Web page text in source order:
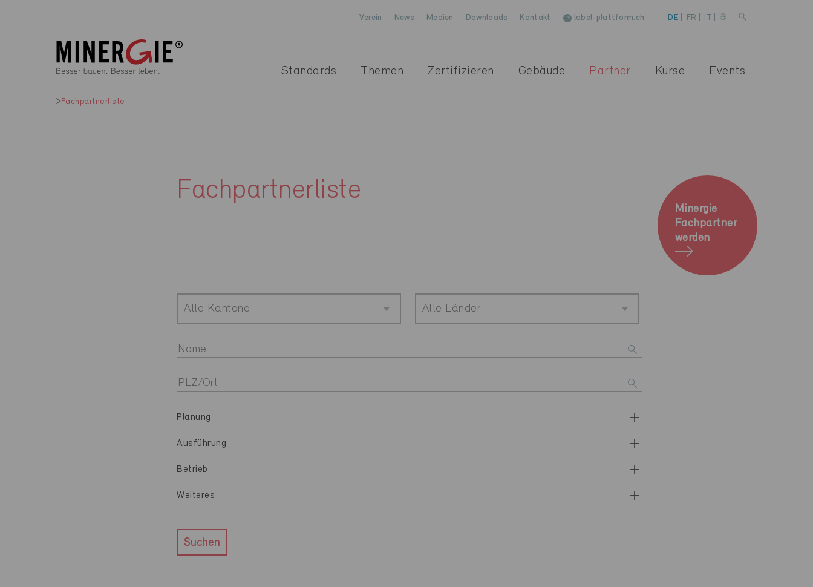
Verein News Medien Downloads Kontakt label-plattform.ch DE FR
Standards Themen Zertifizieren Gebäude Partner Kurse Events
Fachpartnerliste
Fachpartnerliste
Minergie
Fachpartner
werden
Alle Kantone Alle Länder
Planung
Ausführung
Betrieb
Weiteres
Suchen